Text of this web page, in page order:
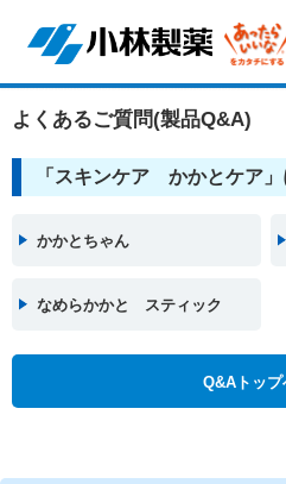
よくあるご質問(製品Q&A)
「スキンケア かかとケア
かかとちゃん
なめらかかと スティック
Q&Aトップ